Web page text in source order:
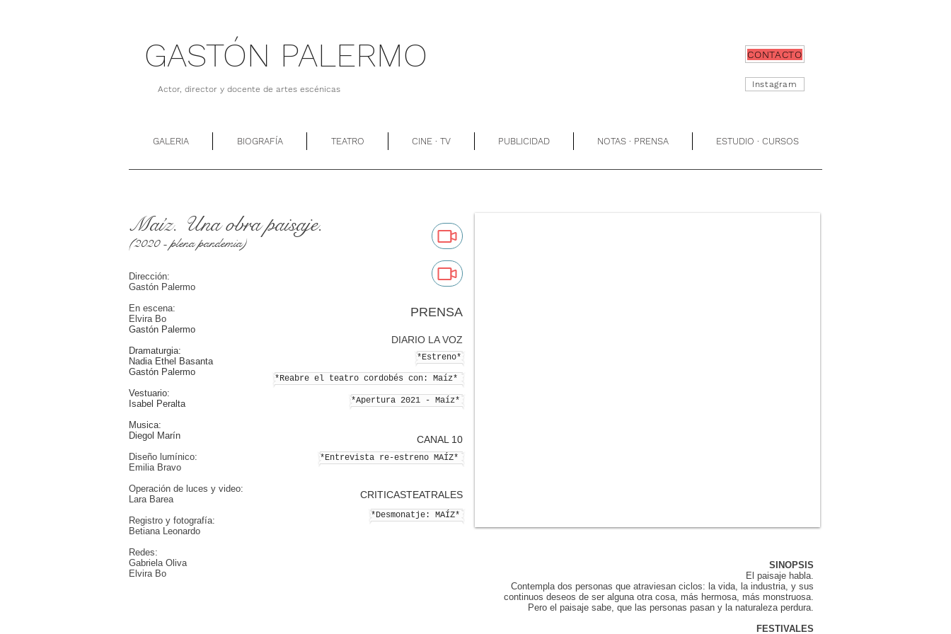
GASTÓN PALERMO
Actor, director y docente de artes escénicas
CONTACTO
Instagram
GALERIA BIOGRAFÍA TEATRO CINE · TV PUBLICIDAD NOTAS · PRENSA ESTUDIO · CURSOS
Maíz. Una obra paisaje.
(2020 - plena pandemia)
Dirección:
Gastón Palermo
En escena:
Elvira Bo
Gastón Palermo
Dramaturgia:
Nadia Ethel Basanta
Gastón Palermo
Vestuario:
Isabel Peralta
Musica:
Diegol Marín
Diseño lumínico:
Emilia Bravo
Operación de luces y video:
Lara Barea
Registro y fotografía:
Betiana Leonardo
Redes:
Gabriela Oliva
Elvira Bo
PRENSA
DIARIO LA VOZ
*Estreno*
*Apertura 2021 - Maíz*
*Reabre el teatro cordobés con: Maíz*
*Entrevista re-estreno MAÍZ*
CANAL 10
CRITICASTEATRALES
*Desmonatje: MAÍZ*
SINOPSIS
El paisaje habla.
Contempla dos personas que atraviesan ciclos: la vida, la industria, y sus
continuos deseos de ser alguna otra cosa, más hermosa, más monstruosa.
Pero el paisaje sabe, que las personas pasan y la naturaleza perdura.
FESTIVALES